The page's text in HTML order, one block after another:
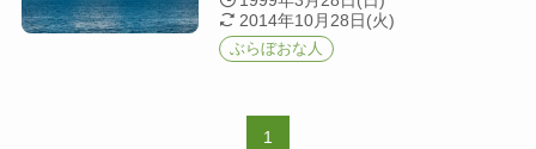
2014年10月28日(火)
ぶらぼおな人
1